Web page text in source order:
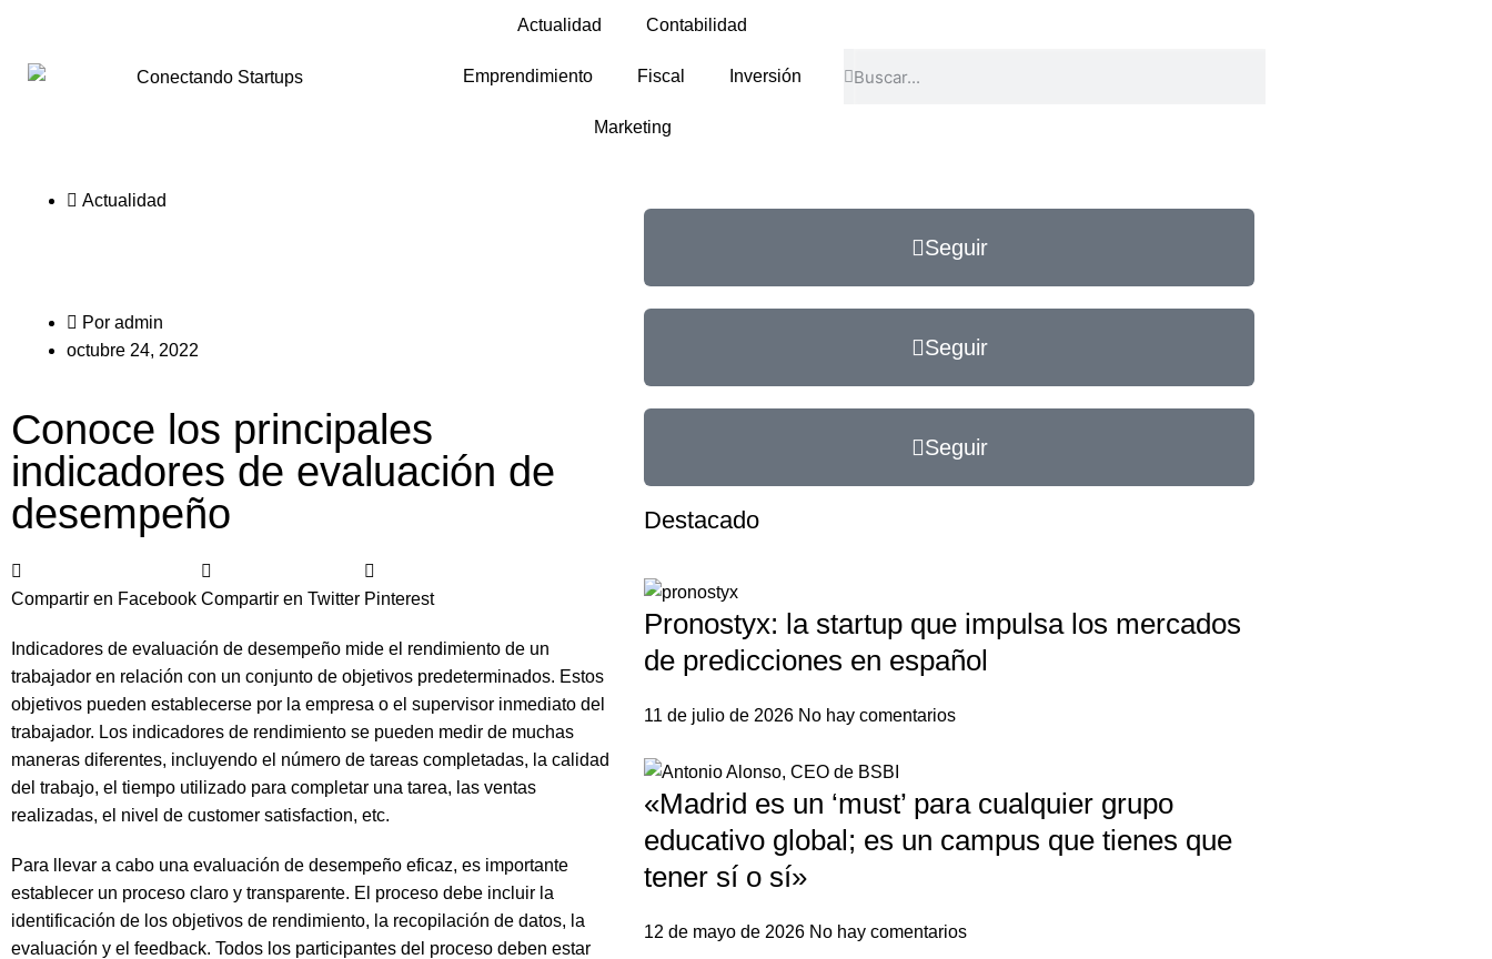
Actualidad Contabilidad
Emprendimiento Fiscal Inversión
Marketing
Actualidad
Por admin
octubre 24, 2022
Conoce los principales
indicadores de evaluación de
desempeño
Compartir en Facebook Compartir en Twitter Pinterest
Indicadores de evaluación de desempeño mide el rendimiento de un
trabajador en relación con un conjunto de objetivos predeterminados. Estos
objetivos pueden establecerse por la empresa o el supervisor inmediato del
trabajador. Los indicadores de rendimiento se pueden medir de muchas
maneras diferentes, incluyendo el número de tareas completadas, la calidad
del trabajo, el tiempo utilizado para completar una tarea, las ventas
realizadas, el nivel de customer satisfaction, etc.
Para llevar a cabo una evaluación de desempeño eficaz, es importante
establecer un proceso claro y transparente. El proceso debe incluir la
identificación de los objetivos de rendimiento, la recopilación de datos, la
evaluación y el feedback. Todos los participantes del proceso deben estar
Seguir
Seguir
Seguir
Destacado
Pronostyx: la startup que impulsa los mercados
de predicciones en español
11 de julio de 2026 No hay comentarios
«Madrid es un ‘must’ para cualquier grupo
educativo global; es un campus que tienes que
tener sí o sí»
12 de mayo de 2026 No hay comentarios